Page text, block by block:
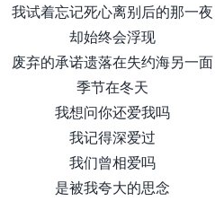
我试着忘记死心离别后的那一夜
却始终会浮现
废弃的承诺遗落在失约海另一面
季节在冬天
我想问你还爱我吗
我记得深爱过
我们曾相爱吗
是被我夸大的思念